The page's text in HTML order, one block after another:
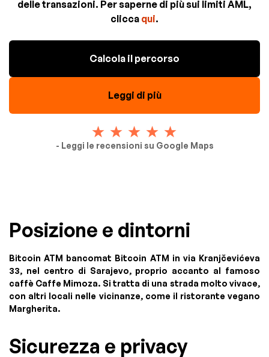
delle transazioni. Per saperne di più sui limiti AML,
clicca qui.
Calcola il percorso
Leggi di più
- Leggi le recensioni su Google Maps
Posizione e dintorni
Bitcoin ATM bancomat Bitcoin ATM in via Kranjčevićeva
33, nel centro di Sarajevo, proprio accanto al famoso
caffè Caffe Mimoza. Si tratta di una strada molto vivace,
con altri locali nelle vicinanze, come il ristorante vegano
Margherita.
Sicurezza e privacy